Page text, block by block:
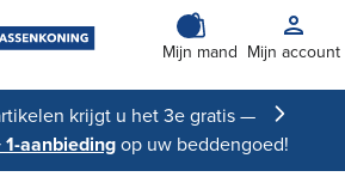
Mijn mand Mijn account
krijgt u het 3e gratis —
1-aanbiedingop uw beddengoed!